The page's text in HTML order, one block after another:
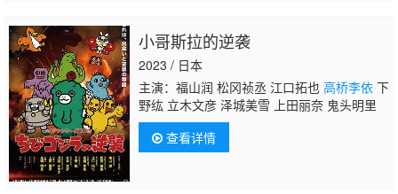
小哥斯拉的逆袭
2023 / 日本
主演：福山润 松冈祯丞 江口拓也 高桥李依下
野纮 立木文彦 泽城美雪 上田丽奈 鬼头明里
查看详情